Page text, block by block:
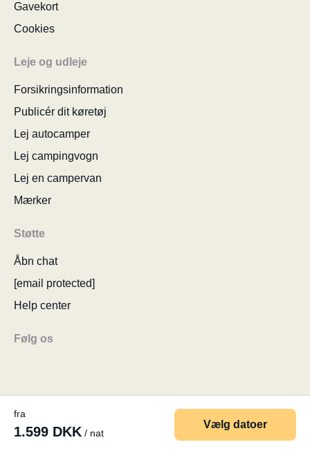
fra
1.599 DKK / nat
Vælg datoer
Gavekort
Cookies
Leje og udleje
Forsikringsinformation
Publicér dit køretøj
Lej autocamper
Lej campingvogn
Lej en campervan
Mærker
Støtte
Åbn chat
[email protected]
Help center
Følg os
© 2026 MyCamper AG
Generelle brugervilkår
Personlige oplysninger
Virksomhedsoplysninger